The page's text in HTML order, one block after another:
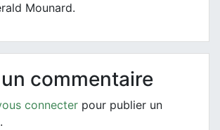
Mounard.
commentaire
connecter pour publier un